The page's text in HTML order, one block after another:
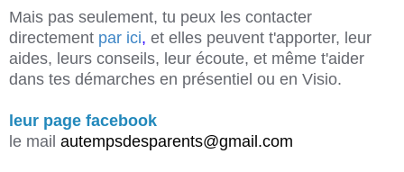
Mais pas seulement, tu peux les contacter
directement par ici, et elles peuvent t'apporter, leur
aides, leurs conseils, leur écoute, et même t'aider
dans tes démarches en présentiel ou en Visio.
leur page facebook
le mail autempsdesparents@gmail.com